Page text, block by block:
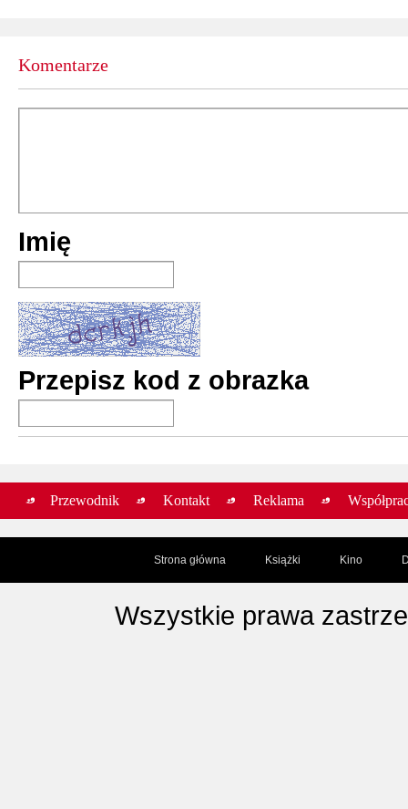
Komentarze
Imię
Przepisz kod z obrazka
Przewodnik Kontakt Reklama
Strona główna Książki Kino
Wszystkie prawa